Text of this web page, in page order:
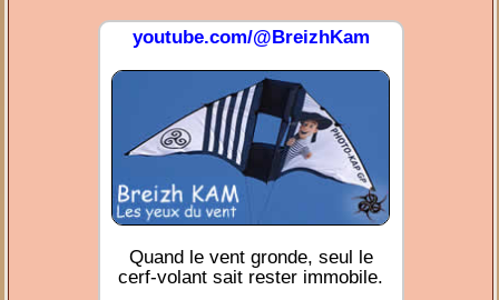
youtube.com/@BreizhKam
Quand le vent gronde, seul le
cerf-volant sait rester immobile.